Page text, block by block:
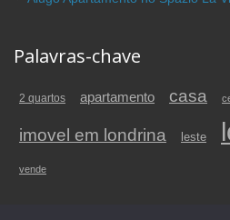
Palavras-chave
2 quartos apartamento casa
imovel em londrina leste
vende